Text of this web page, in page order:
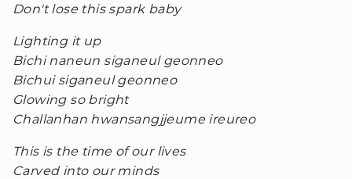
Don't lose this spark baby
Lighting it up
Bichi naneun siganeul geonneo
Bichui siganeul geonneo
Glowing so bright
Challanhan hwansangjjeume ireureo
This is the time of our lives
Carved into our minds